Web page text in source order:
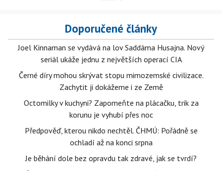
Doporučené články
Joel Kinnaman se vydává na lov Saddáma Husajna. Nový
seriál ukáže jednu z největších operací CIA
Černé díry mohou skrývat stopu mimozemské civilizace.
Zachytit ji dokážeme i ze Země
Octomilky v kuchyni? Zapomeňte na plácačku, trik za
korunu je vyhubí přes noc
Předpověď, kterou nikdo nechtěl. ČHMÚ: Pořádně se
ochladí až na konci srpna
Je běhání dole bez opravdu tak zdravé, jak se tvrdí?